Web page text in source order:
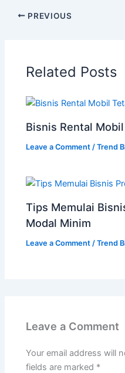
PREVIOUS
Related Posts
Bisnis Rental
Leave a Comment /Trend
Tips Memulai
Modal Minim
Leave a Comment /Trend
Leave a Comment
Your email address will
fields are marked *